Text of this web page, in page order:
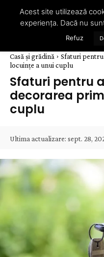
Casă și grădină
Sfaturi pentru
locuințe a unui cuplu
Sfaturi pentru
decorarea
cuplu
Ultima actualizare: sept. 28,
Acest site utilizează
experiența. Dacă nu
Refuz